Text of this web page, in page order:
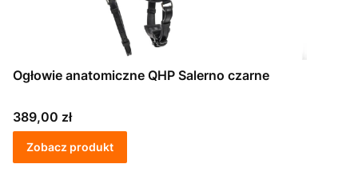
Ogłowie anatomiczne QHP Salerno czarne
Cena
389,00 zł
Zobacz produkt